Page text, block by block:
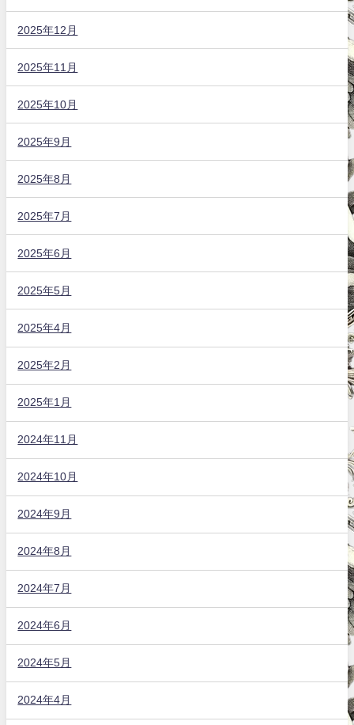
2025年12月
2025年11月
2025年10月
2025年9月
2025年8月
2025年7月
2025年6月
2025年5月
2025年4月
2025年2月
2025年1月
2024年11月
2024年10月
2024年9月
2024年8月
2024年7月
2024年6月
2024年5月
2024年4月